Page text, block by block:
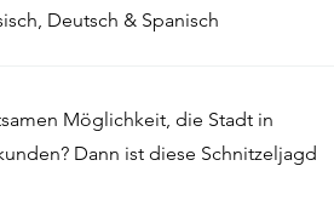
Deutsch & Spanisch
Möglichkeit, die Stadt in
Dann ist diese Schnitzeljagd